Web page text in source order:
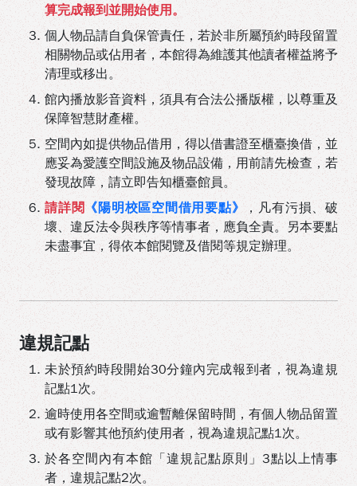
算完成報到並開始使用。
個人物品請自負保管責任，若於非所屬預約時段留置
相關物品或佔用者，本館得為維護其他讀者權益將予
清理或移出。
館內播放影音資料，須具有合法公播版權，以尊重及
保障智慧財產權。
空間內如提供物品借用，得以借書證至櫃臺換借，並
應妥為愛護空間設施及物品設備，用前請先檢查，若
發現故障，請立即告知櫃臺館員。
請詳閱 《陽明校區空間借用要點》
，凡有污損、破
壞、違反法令與秩序等情事者，應負全責。另本要點
未盡事宜，得依本館閱覽及借閱等規定辦理。
違規記點
未於預約時段開始30分鐘內完成報到者，視為違規
記點1次。
逾時使用各空間或逾暫離保留時間，有個人物品留置
或有影響其他預約使用者，視為違規記點1次。
於各空間內有本館「違規記點原則」3點以上情事
者，違規記點2次。